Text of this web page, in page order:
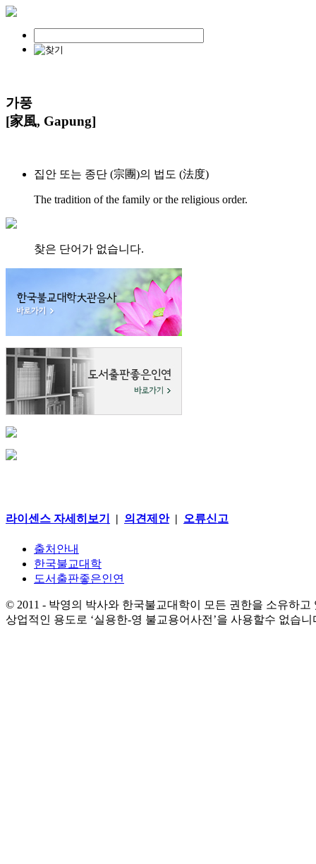
가풍
[家風, Gapung]
집안 또는 종단 (宗團)의 법도 (法度)
The tradition of the family or the religious order.
찾은 단어가 없습니다.
라이센스 자세히보기 | 의견제안| 오류신고
출처안내
한국불교대학
도서출판좋은인연
© 2011 - 박영의 박사와 한국불교대학이 모든 권한을 소유하고
상업적인 용도로 ‘실용한-영 불교용어사전’을 사용할수 없습니